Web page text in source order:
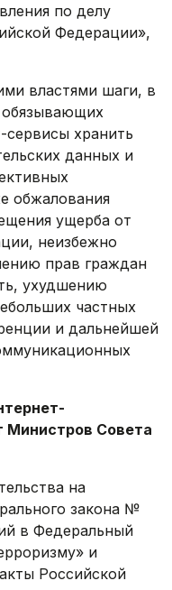
по делу
Федерации»,
властями шаги, в
обязывающих
сервисы хранить
данных и
обжалования
ущерба от
неизбежно
прав граждан
ухудшению
частных
и дальнейшей
Министров Совета
на
закона №
в Федеральный
и
Российской